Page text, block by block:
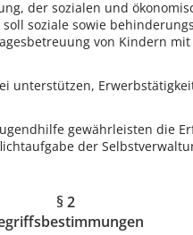
der sozialen und
soll soziale sowie
von Kindern
unterstützen,
gewährleisten die
der
§ 2